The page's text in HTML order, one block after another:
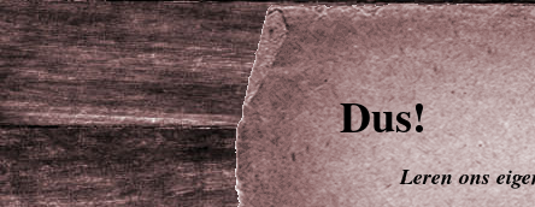
Dus!
Leren ons